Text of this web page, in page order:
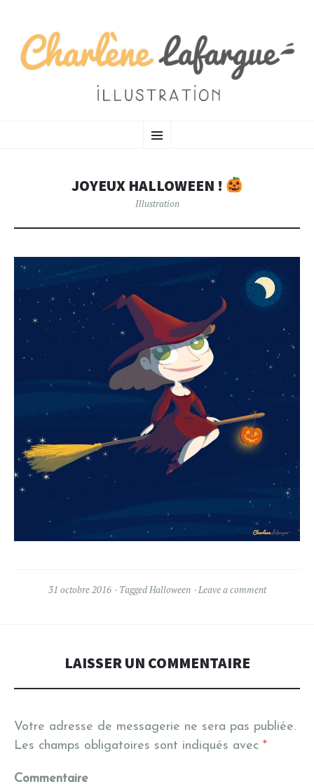
CHARLÈNE LAFARGUE
JOYEUX HALLOWEEN !
Illustration
31 octobre 2016 TaggedHalloween Leave a comment
LAISSER UN COMMENTAIRE
Votre adresse de messagerie ne sera pas publiée.
Les champs obligatoires sont indiqués avec *
Commentaire